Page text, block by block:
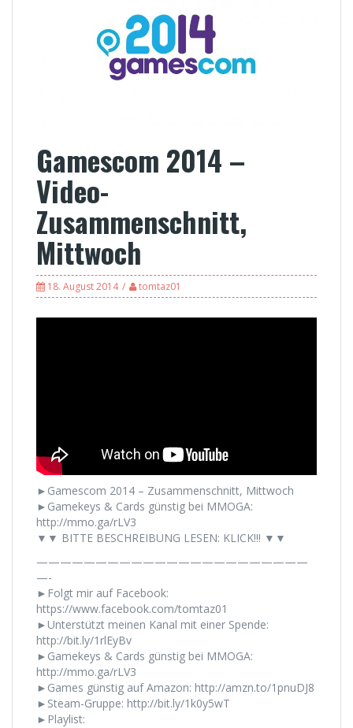
Gamescom 2014 –
Video-
Zusammenschnitt,
Mittwoch
18. August 2014 tomtaz01
►Gamescom 2014 – Zusammenschnitt, Mittwoch
►Gamekeys & Cards günstig bei MMOGA:
http://mmo.ga/rLV3
▼▼ BITTE BESCHREIBUNG LESEN: KLICK!!! ▼▼
———————————————————————
—-
►Folgt mir auf Facebook:
https://www.facebook.com/tomtaz01
►Unterstützt meinen Kanal mit einer Spende:
http://bit.ly/1rlEyBv
►Gamekeys & Cards günstig bei MMOGA:
http://mmo.ga/rLV3
►Games günstig auf Amazon: http://amzn.to/1pnuDJ8
►Steam-Gruppe: http://bit.ly/1k0y5wT
►Playlist: